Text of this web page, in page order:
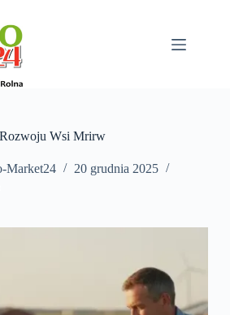
Wsi Mrirw
Market24
20 grudnia 2025